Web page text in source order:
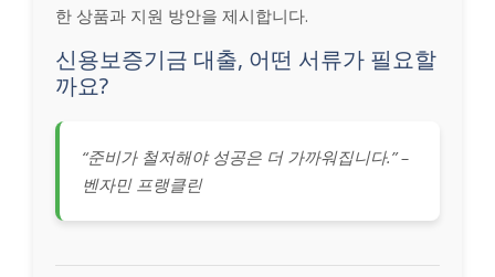
한 상품과 지원 방안을 제시합니다.
신용보증기금 대출, 어떤 서류가 필요할
까요?
“준비가 철저해야 성공은 더 가까워집니다.” –
벤자민 프랭클린